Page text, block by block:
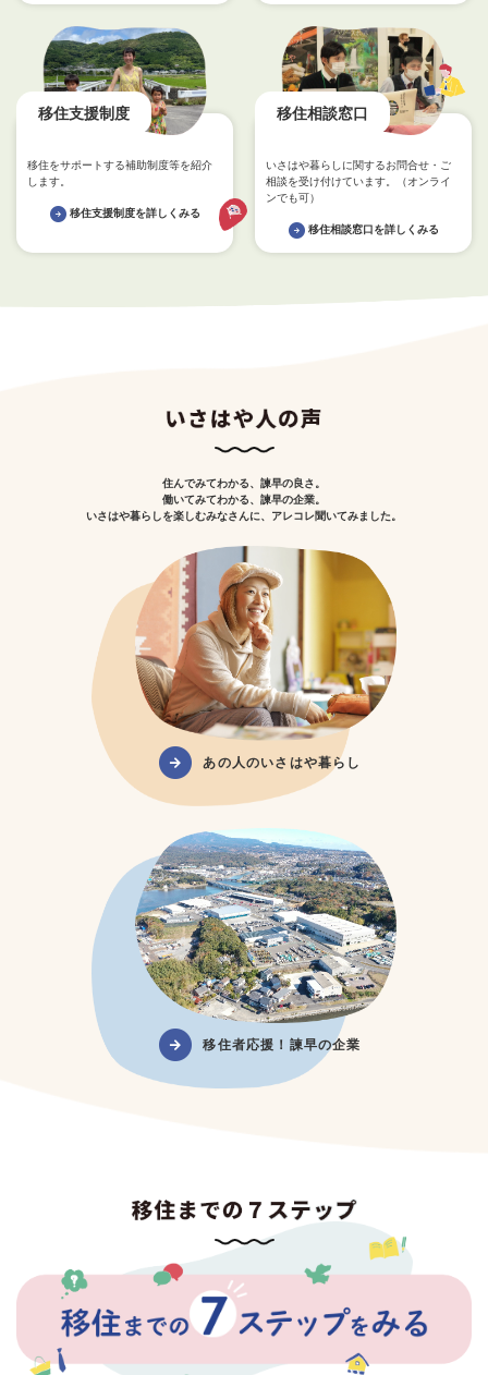
移住支援制度
移住をサポートする補助制度等を紹介
します。
移住支援制度を詳しくみる
移住相談窓口
いさはや暮らしに関するお問合せ・ご
相談を受け付けています。（オンライ
ンでも可）
移住相談窓口を詳しくみる
住んでみてわかる、諫早の良さ。
働いてみてわかる、諫早の企業。
いさはや暮らしを楽しむみなさんに、アレコレ聞いてみました。
移住者応援！諫早の企業
あの人のいさはや暮らし